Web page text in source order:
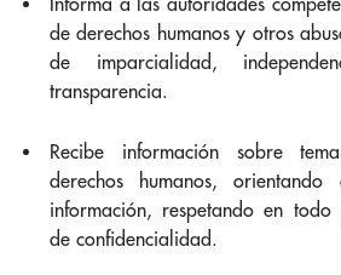
Informa a las autoridades
de derechos humanos y otros
de imparcialidad,
transparencia.
Recibe información sobre
derechos humanos, orientando
información, respetando en
de confidencialidad.